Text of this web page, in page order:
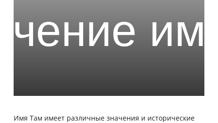
Имя Там имеет различные значения и исторические